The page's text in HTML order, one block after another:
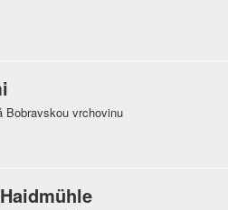
Bobravskou vrchovinu